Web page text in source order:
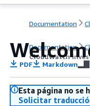
Documentation
Documentation
CloudWatch
PDF Markdown
Esta página no se
Solicitar